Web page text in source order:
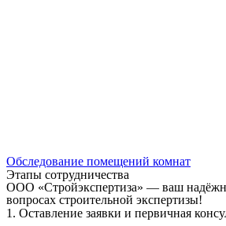
Обследование помещений комнат
Этапы сотрудничества
ООО «Стройэкспертиза» — ваш
вопросах строительной экспертизы!
1. Оставление заявки и первичная